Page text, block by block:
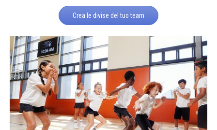
Crea le divise del tuo team